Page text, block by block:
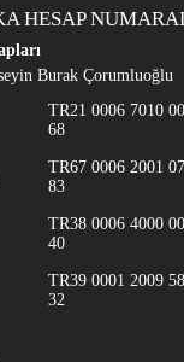
HESAP
Burak Çorumluoğlu
TR21 0006 7010
68
TR67 0006 2001
83
TR38 0006 4000
40
TR39 0001 2009
32